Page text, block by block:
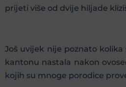
prijeti više od dvije hiljade
Još uvijek nije poznato
kantonu nastala nakon
kojih su mnoge porodice